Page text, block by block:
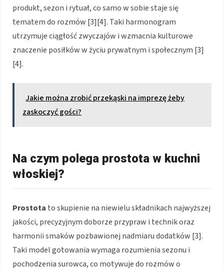
produkt, sezon i rytuał, co samo w sobie staje się
tematem do rozmów [3][4]. Taki harmonogram
utrzymuje ciągłość zwyczajów i wzmacnia kulturowe
znaczenie posiłków w życiu prywatnym i społecznym [3]
[4].
Jakie można zrobić przekąski na imprezę żeby
zaskoczyć gości?
Na czym polega prostota w kuchni
włoskiej?
Prostota to skupienie na niewielu składnikach najwyższej
jakości, precyzyjnym doborze przypraw i technik oraz
harmonii smaków pozbawionej nadmiaru dodatków [3].
Taki model gotowania wymaga rozumienia sezonu i
pochodzenia surowca, co motywuje do rozmów o